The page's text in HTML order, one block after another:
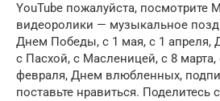
YouTube пожалуйста, посмотрите
видеоролики — музыкальное
Днем Победы, с 1 мая, с 1 апреля,
с Пасхой, с Масленицей, с 8 марта,
февраля, Днем влюбленных,
поставьте нравиться.